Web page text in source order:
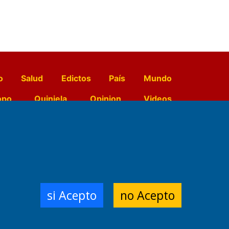
Salud Edictos País
Mundo
Quiniela Opinion
Videos
Impresora:
si Acepto no Acepto